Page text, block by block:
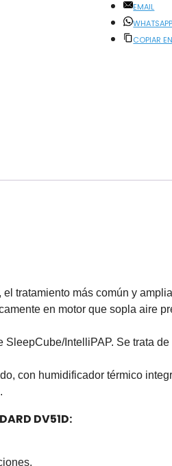
EMAIL
WHATSAPP
COPIAR
tratamiento más común y
en motor que sopla aire
IntelliPAP. Se trata
con humidificador térmico
DV51D: